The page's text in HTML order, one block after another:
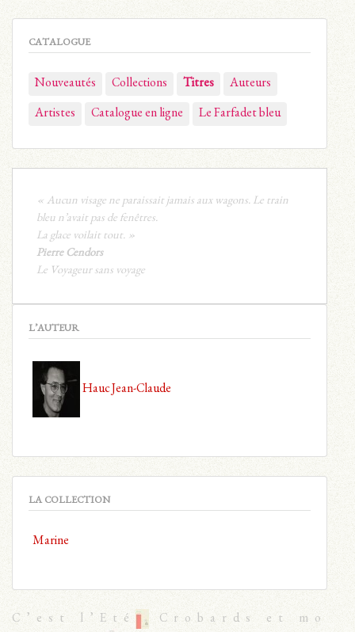
CATALOGUE
Nouveautés Collections Titres Auteurs
Artistes Catalogue en ligne Le Farfadet bleu
« Aucun visage ne paraissait jamais aux wagons. Le train
bleu n’avait pas de fenêtres.
La glace voilait tout. »
Pierre Cendors
Le Voyageur sans voyage
L’AUTEUR
Hauc Jean-Claude
LA COLLECTION
Marine
C’est l’Eté
Crobards et mo